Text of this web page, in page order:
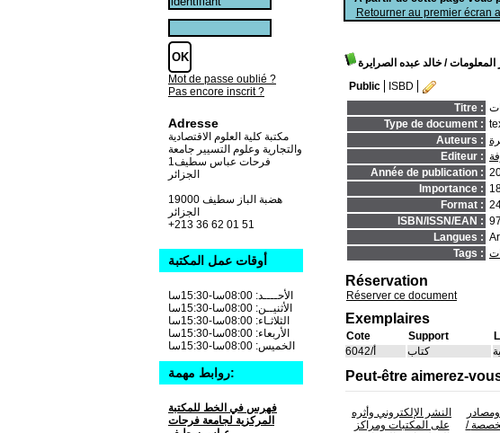
Retourner au premier écran
المعلومات/ خالد عبده الصرايرة
Public
ISBD
Titre :
Type de document :
Auteurs :
Editeur :
Année de publication :
Importance :
Format :
ISBN/ISSN/EAN :
Langues :
Tags :
Réservation
Réserver ce document
Exemplaires
Cote Support
أ/6042
كتاب
Peut-être aimerez-
النشر الإلكتروني وأثره
على المكتبات ومراكز
ومصادر
/
Mot de passe oublié ?
Pas encore inscrit ?
Adresse
مكتبة كلية العلوم الاقتصادية
والتجارية وعلوم التسيير جامعة
فرحات عباس سطيف1
الجزائر
19000 هضبة الباز سطيف
+213 36 62 01 51
أوقات عمل المكتبة
الأحــــد: 08:00سا-15:30سا
الأثنيــن: 08:00سا-15:30سا
الثلاثـاء: 08:00سا-15:30سا
الأربعاء: 08:00سا-15:30سا
الخميس: 08:00سا-15:30سا
روابط مهمة:
فهرس في الخط للمكتبة
المركزية لجامعة فرحات